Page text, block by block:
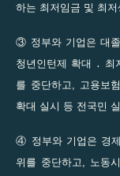
하는 최저임금 및 최
③ 정부와 기업은 대
청년인턴제 확대 ․ 최
를 중단하고, 고용보
확대 실시 등 전국민
④ 정부와 기업은 경
위를 중단하고, 노동